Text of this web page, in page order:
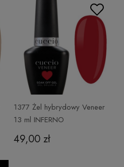
1377 Żel hybrydowy Veneer
13 ml INFERNO
49,00 zł